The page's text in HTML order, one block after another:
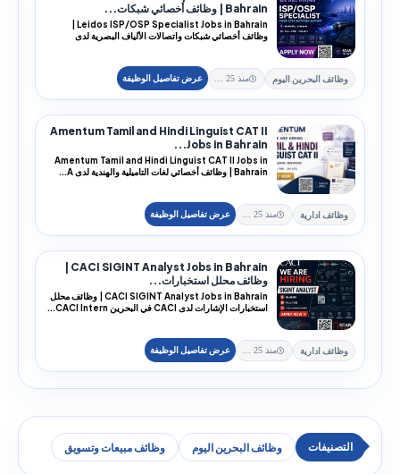
Bahrain | وظائف أخصائي شبكات...
وظائف أخصائي شبكات واتصالات الألياف البصرية لدى
وظائف البحرين اليوم
Amentum Tamil and Hindi Linguist CAT II
Jobs in Bahrain...
Amentum Tamil and Hindi Linguist CAT II Jobs in
Bahrain | وظائف أخصائي لغات التاميلية والهندية لدى A...
وظائف ادارية
وظائف محلل استخبارات...
CACI SIGINT Analyst Jobs in Bahrain | وظائف محلل
استخبارات الإشارات لدى CACI في البحرين CACI Intern...
وظائف ادارية
وظائف البحرين اليوم وظائف مبيعات وتسويق